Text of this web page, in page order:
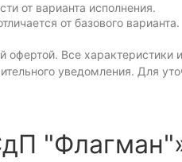
от варианта исполнения.
от базового варианта.
офертой. Все характеристики
уведомления. Для